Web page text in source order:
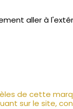
aller à
de cette
sur le site,